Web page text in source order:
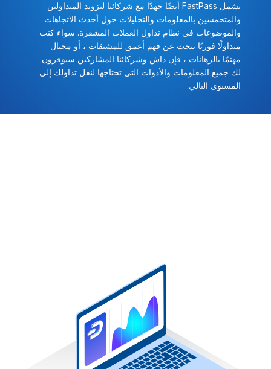
يشمل FastPass أيضًا جهدًا مع شركائنا لتزويد المتداولين
والمتحمسين بالمعلومات والتحليلات حول أحدث الاتجاهات
والموضوعات في نظام تداول العملات المشفرة. سواء كنت
متداولًا فوريًا تبحث عن فهم أعمق للمشتقات ، أو محتال
مهتمًا بالرهانات ، فإن داش وشركائنا المشاركين سيوفرون
لك جميع المعلومات والأدوات التي تحتاجها لنقل تداولك إلى
المستوى التالي.